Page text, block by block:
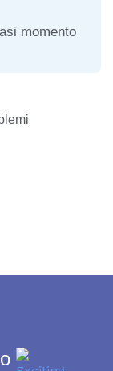
momento